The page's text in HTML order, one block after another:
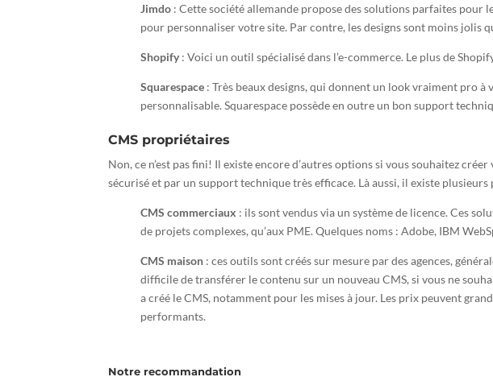
Jimdo : Cette société allemande propose des solutions parfaites pour
pour personnaliser votre site. Par contre, les designs sont moins jolis
Shopify : Voici un outil spécialisé dans l’e-commerce. Le plus de
Squarespace : Très beaux designs, qui donnent un look vraiment pro
personnalisable. Squarespace possède en outre un bon support
CMS propriétaires
Non, ce n’est pas fini! Il existe encore d’autres options si vous souhaitez
sécurisé et par un support technique très efficace. Là aussi, il existe plusieurs
CMS commerciaux : ils sont vendus via un système de licence. Ces
de projets complexes, qu’aux PME. Quelques noms : Adobe, IBM
CMS maison : ces outils sont créés sur mesure par des agences,
difficile de transférer le contenu sur un nouveau CMS, si vous ne
a créé le CMS, notamment pour les mises à jour. Les prix peuvent
performants.
Notre recommandation